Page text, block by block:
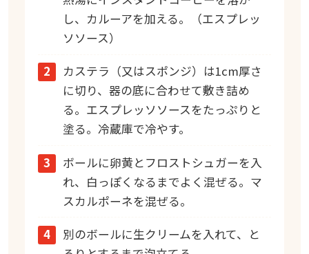
し、カルーアを加える。（エスプレッ
ソソース）
2
カステラ（又はスポンジ）は1cm厚さ
に切り、器の底に合わせて敷き詰め
る。エスプレッソソースをたっぷりと
塗る。冷蔵庫で冷やす。
3
ボールに卵黄とフロストシュガーを入
れ、白っぽくなるまでよく混ぜる。マ
スカルポーネを混ぜる。
4
別のボールに生クリームを入れて、と